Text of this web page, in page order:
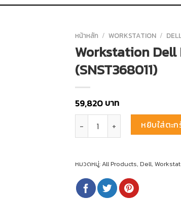
หน้าหลัก / WORKSTATION /
Workstation Dell
(SNST368011)
59,820บาท
จำนวน Workstation Dellหยิบใส่ตะก
หมวดหมู่:All Products, Dell,